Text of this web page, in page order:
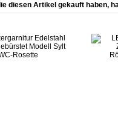
diesen Artikel gekauft haben,